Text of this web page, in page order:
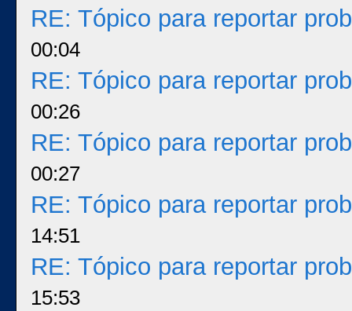
RE: Tópico para reportar
00:04
RE: Tópico para reportar
00:26
RE: Tópico para reportar
00:27
RE: Tópico para reportar
14:51
RE: Tópico para reportar
15:53